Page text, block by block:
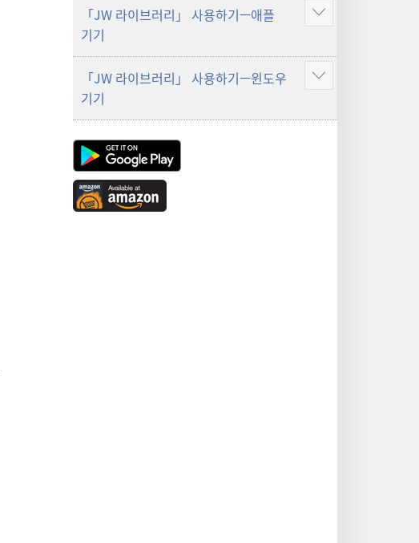
「JW 라이브러리」 사용하기—애플
기기
더
「JW 라이브러리」 사용하기—윈도우
기기
더
Android
App
on
Google
Available
at